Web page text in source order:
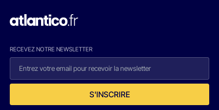
RECEVEZ NOTRE NEWSLETTER
S'INSCRIRE